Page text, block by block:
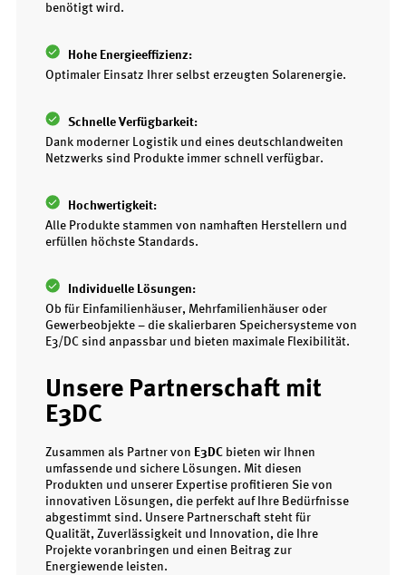
benötigt wird.
Hohe Energieeffizienz:
Optimaler Einsatz Ihrer selbst erzeugten Solarenergie.
Schnelle Verfügbarkeit:
Dank moderner Logistik und eines deutschlandweiten
Netzwerks sind Produkte immer schnell verfügbar.
Hochwertigkeit:
Alle Produkte stammen von namhaften Herstellern und
erfüllen höchste Standards.
Individuelle Lösungen:
Ob für Einfamilienhäuser, Mehrfamilienhäuser oder
Gewerbeobjekte – die skalierbaren Speichersysteme von
E3/DC sind anpassbar und bieten maximale Flexibilität.
Unsere Partnerschaft mit
E3DC
Zusammen als Partner von E3DCbieten wir Ihnen
umfassende und sichere Lösungen. Mit diesen
Produkten und unserer Expertise profitieren Sie von
innovativen Lösungen, die perfekt auf Ihre Bedürfnisse
abgestimmt sind. Unsere Partnerschaft steht für
Qualität, Zuverlässigkeit und Innovation, die Ihre
Projekte voranbringen und einen Beitrag zur
Energiewende leisten.